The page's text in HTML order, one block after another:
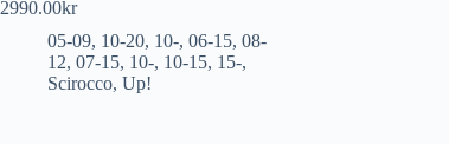
2990.00kr
05-09, 10-20, 10-, 06-15, 08-
12, 07-15, 10-, 10-15, 15-,
Scirocco, Up!